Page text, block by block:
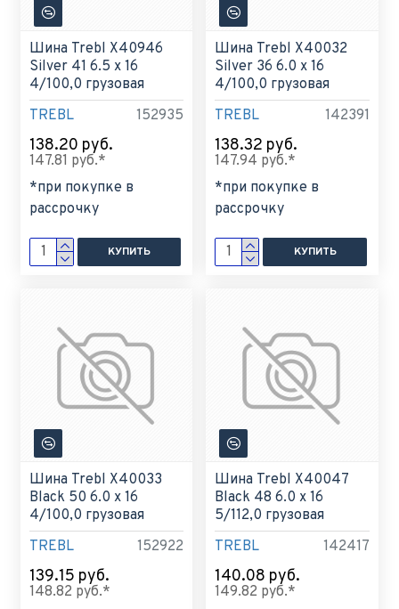
TREBL 152935
Шина Trebl X40946
Silver 41 6.5 x 16
4/100,0 грузовая
138.20 руб.
147.81 руб.*
*при покупке в
рассрочку
КУПИТЬ
TREBL 142391
Шина Trebl X40032
Silver 36 6.0 x 16
4/100,0 грузовая
138.32 руб.
147.94 руб.*
*при покупке в
рассрочку
КУПИТЬ
TREBL 152922
Шина Trebl X40033
Black 50 6.0 x 16
4/100,0 грузовая
139.15 руб.
148.82 руб.*
TREBL 142417
Шина Trebl X40047
Black 48 6.0 x 16
5/112,0 грузовая
140.08 руб.
149.82 руб.*